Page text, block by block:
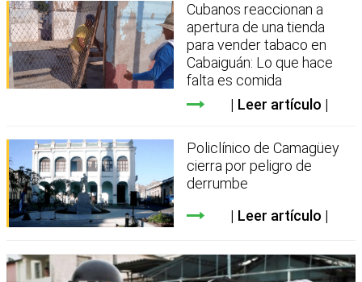
Cubanos reaccionan a
apertura de una tienda
para vender tabaco en
Cabaiguán: Lo que hace
falta es comida
Leer artículo
Policlínico de Camagüey
cierra por peligro de
derrumbe
Leer artículo